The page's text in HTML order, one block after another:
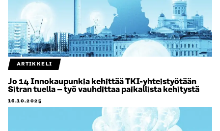
ARTIKKELI
Jo 14 Innokaupunkia kehittää TKI-yhteistyötään
Sitran tuella – työ vauhdittaa paikallista kehitystä
16.10.2025